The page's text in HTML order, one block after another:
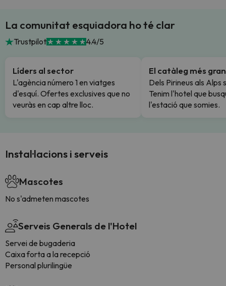
La comunitat esquiadora ho té clar
Trustpilot 4.4/5
Líders al sector
L'agència número 1 en viatges
d'esquí. Ofertes exclusives que no
veuràs en cap altre lloc.
El catàleg més gran
Dels Pirineus als Alps
Tenim l'hotel que
l'estació que somies.
Instal·lacions i serveis
Mascotes
No s'admeten mascotes
Serveis Generals de l'Hotel
Servei de bugaderia
Caixa forta a la recepció
Personal plurilingüe